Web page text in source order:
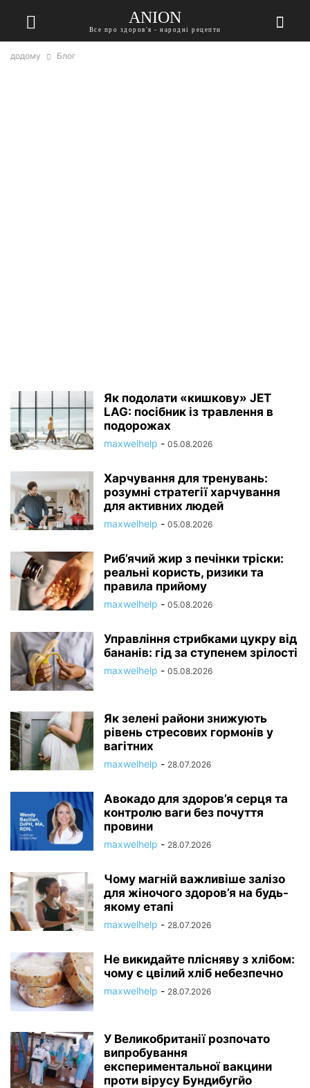
ANION
Все про здоров'я - народні рецепти
додому Блог
Як подолати «кишкову» JET
LAG: посібник із травлення в
подорожах
maxwelhelp - 05.08.2026
Харчування для тренувань:
розумні стратегії харчування
для активних людей
maxwelhelp - 05.08.2026
Риб’ячий жир з печінки тріски:
реальні користь, ризики та
правила прийому
maxwelhelp - 05.08.2026
Управління стрибками цукру від
бананів: гід за ступенем зрілості
maxwelhelp - 05.08.2026
Як зелені райони знижують
рівень стресових гормонів у
вагітних
maxwelhelp - 28.07.2026
Авокадо для здоров’я серця та
контролю ваги без почуття
провини
maxwelhelp - 28.07.2026
Чому магній важливіше залізо
для жіночого здоров’я на будь-
якому етапі
maxwelhelp - 28.07.2026
Не викидайте плісняву з хлібом:
чому є цвілий хліб небезпечно
maxwelhelp - 28.07.2026
У Великобританії розпочато
випробування
експериментальної вакцини
проти вірусу Бундибугйо